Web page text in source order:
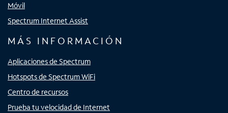
Móvil
Spectrum Internet Assist
MÁS INFORMACIÓN
Aplicaciones de Spectrum
Hotspots de Spectrum WiFi
Centro de recursos
Prueba tu velocidad de Internet